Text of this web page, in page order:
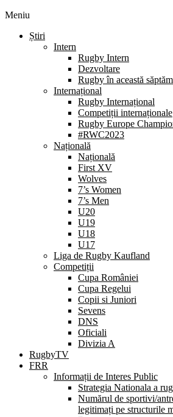
Meniu
Știri
Intern
Rugby Intern
Dezvoltare
Rugby în această
Internațional
Rugby Internațional
Competiții internaționale
Rugby Europe
#RWC2023
Națională
Națională
First XV
Wolves
7’s Women
7’s Men
U20
U19
U18
U17
Liga de Rugby Kaufland
Competiții
Cupa României
Cupa Regelui
Copii si Juniori
Sevens
DNS
Oficiali
Divizia A
RugbyTV
FRR
Informații de Interes Public
Strategia Nationala a
Numărul de sportivi/
legitimați pe structurile